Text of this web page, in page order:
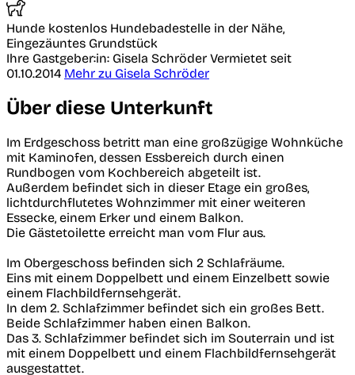
Hunde kostenlos Hundebadestelle in der Nähe,
Eingezäuntes Grundstück
Ihre Gastgeber:in: Gisela Schröder Vermietet seit
01.10.2014 Mehr zu Gisela Schröder
Über diese Unterkunft
Im Erdgeschoss betritt man eine großzügige Wohnküche
mit Kaminofen, dessen Essbereich durch einen
Rundbogen vom Kochbereich abgeteilt ist.
Außerdem befindet sich in dieser Etage ein großes,
lichtdurchflutetes Wohnzimmer mit einer weiteren
Essecke, einem Erker und einem Balkon.
Die Gästetoilette erreicht man vom Flur aus.
Im Obergeschoss befinden sich 2 Schlafräume.
Eins mit einem Doppelbett und einem Einzelbett sowie
einem Flachbildfernsehgerät.
In dem 2. Schlafzimmer befindet sich ein großes Bett.
Beide Schlafzimmer haben einen Balkon.
Das 3. Schlafzimmer befindet sich im Souterrain und ist
mit einem Doppelbett und einem Flachbildfernsehgerät
ausgestattet.